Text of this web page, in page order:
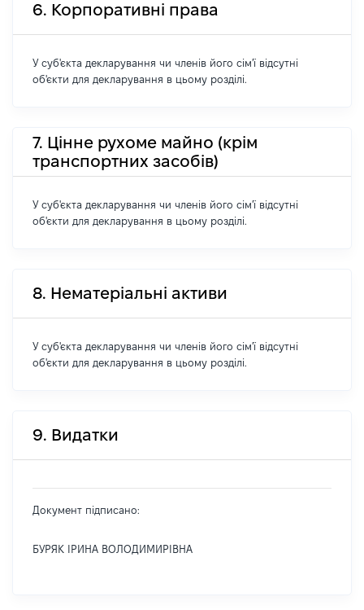
6. Корпоративні права
У суб'єкта декларування чи членів його сім'ї відсутні
об'єкти для декларування в цьому розділі.
7. Цінне рухоме майно (крім
транспортних засобів)
У суб'єкта декларування чи членів його сім'ї відсутні
об'єкти для декларування в цьому розділі.
8. Нематеріальні активи
У суб'єкта декларування чи членів його сім'ї відсутні
об'єкти для декларування в цьому розділі.
9. Видатки
Документ підписано:
БУРЯК ІРИНА ВОЛОДИМИРІВНА